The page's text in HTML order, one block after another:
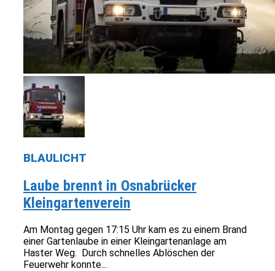
BLAULICHT
Laube brennt in Osnabrücker
Kleingartenverein
Am Montag gegen 17:15 Uhr kam es zu einem Brand
einer Gartenlaube in einer Kleingartenanlage am
Haster Weg. Durch schnelles Ablöschen der
Feuerwehr konnte...